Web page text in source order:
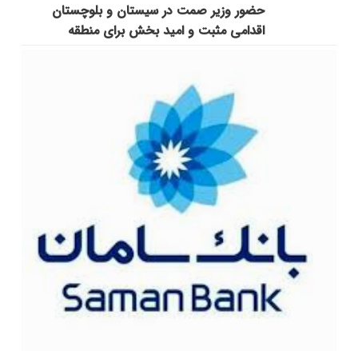
حضور وزیر صمت در سیستان و بلوچستان
اقدامی مثبت و امید بخش برای منطقه